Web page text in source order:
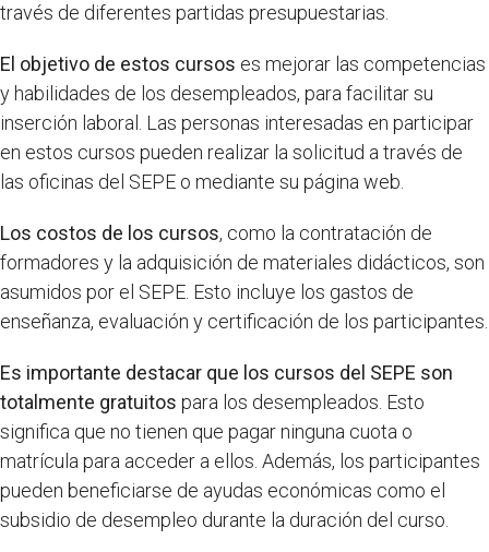
través de diferentes partidas presupuestarias.
El objetivo de estos cursos es mejorar las competencias
y habilidades de los desempleados, para facilitar su
inserción laboral. Las personas interesadas en participar
en estos cursos pueden realizar la solicitud a través de
las oficinas del SEPE o mediante su página web.
Los costos de los cursos, como la contratación de
formadores y la adquisición de materiales didácticos, son
asumidos por el SEPE. Esto incluye los gastos de
enseñanza, evaluación y certificación de los participantes.
Es importante destacar que los cursos del SEPE son
totalmente gratuitos para los desempleados. Esto
significa que no tienen que pagar ninguna cuota o
matrícula para acceder a ellos. Además, los participantes
pueden beneficiarse de ayudas económicas como el
subsidio de desempleo durante la duración del curso.